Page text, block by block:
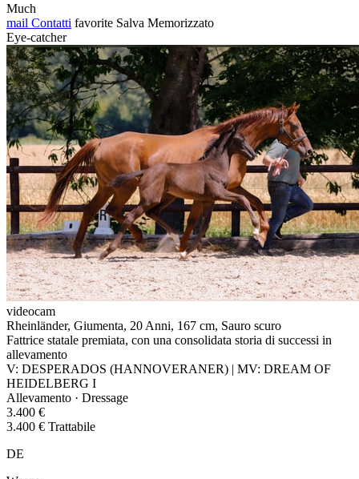
Much
mail Contatti favorite Salva Memorizzato
Eye-catcher
videocam
Rheinländer, Giumenta, 20 Anni, 167 cm, Sauro scuro
Fattrice statale premiata, con una consolidata storia di successi in
allevamento
V: DESPERADOS (HANNOVERANER) | MV: DREAM OF
HEIDELBERG I
Allevamento · Dressage
3.400 €
3.400 € Trattabile
DE